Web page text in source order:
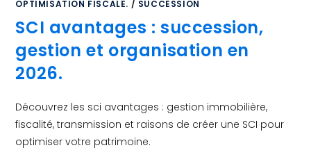
OPTIMISATION FISCALE. / SUCCESSION
SCI avantages : succession,
gestion et organisation en
2026.
Découvrez les sci avantages : gestion immobilière,
fiscalité, transmission et raisons de créer une SCI pour
optimiser votre patrimoine.